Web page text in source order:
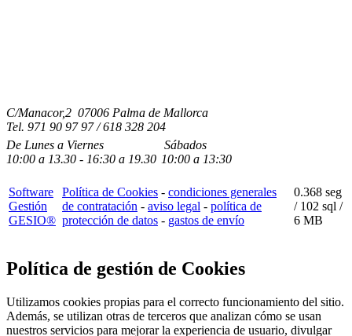
C/Manacor,2 07006 Palma de Mallorca
Tel. 971 90 97 97 / 618 328 204
De Lunes a Viernes
10:00 a 13.30 - 16:30 a 19.30
Sábados
10:00 a 13:30
Software
Gestión
GESIO®
Política de Cookies - condiciones generales
de contratación - aviso legal - política de
protección de datos - gastos de envío
0.368 seg
/ 102 sql /
6 MB
Política de gestión de Cookies
Utilizamos cookies propias para el correcto funcionamiento del sitio.
Además, se utilizan otras de terceros que analizan cómo se usan
nuestros servicios para mejorar la experiencia de usuario, divulgar